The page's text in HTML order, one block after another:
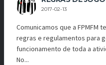
2017-02-13
Comunicamos que a FPMFM
regras e regulamentos para
funcionamento de toda a
No...